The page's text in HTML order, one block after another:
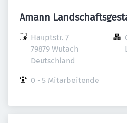
Amann
Hauptstr. 7
79879 Wutach
Deutschland
0 - 5 Mitarbeitende